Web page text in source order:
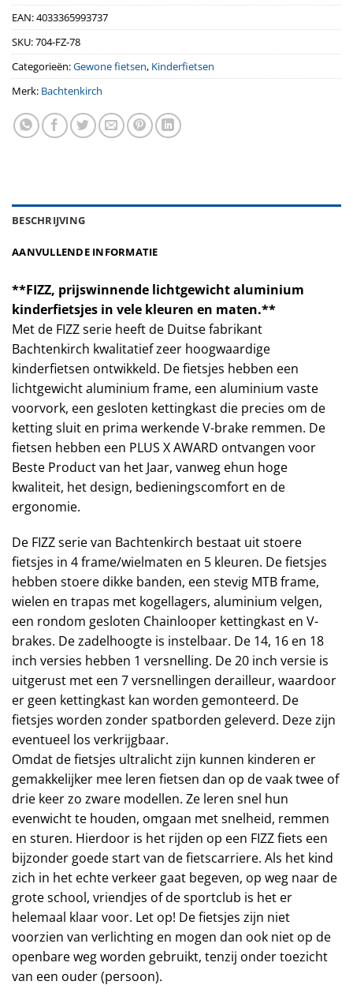
EAN:4033365993737
SKU:704-FZ-78
Categorieën:Gewone fietsen, Kinderfietsen
Merk: Bachtenkirch
BESCHRIJVING
AANVULLENDE INFORMATIE
**FIZZ, prijswinnende lichtgewicht aluminium
kinderfietsjes in vele kleuren en maten.**
Met de FIZZ serie heeft de Duitse fabrikant
Bachtenkirch kwalitatief zeer hoogwaardige
kinderfietsen ontwikkeld. De fietsjes hebben een
lichtgewicht aluminium frame, een aluminium vaste
voorvork, een gesloten kettingkast die precies om de
ketting sluit en prima werkende V-brake remmen. De
fietsen hebben een PLUS X AWARD ontvangen voor
Beste Product van het Jaar, vanweg ehun hoge
kwaliteit, het design, bedieningscomfort en de
ergonomie.
De FIZZ serie van Bachtenkirch bestaat uit stoere
fietsjes in 4 frame/wielmaten en 5 kleuren. De fietsjes
hebben stoere dikke banden, een stevig MTB frame,
wielen en trapas met kogellagers, aluminium velgen,
een rondom gesloten Chainlooper kettingkast en V-
brakes. De zadelhoogte is instelbaar. De 14, 16 en 18
inch versies hebben 1 versnelling. De 20 inch versie is
uitgerust met een 7 versnellingen derailleur, waardoor
er geen kettingkast kan worden gemonteerd. De
fietsjes worden zonder spatborden geleverd. Deze zijn
eventueel los verkrijgbaar.
Omdat de fietsjes ultralicht zijn kunnen kinderen er
gemakkelijker mee leren fietsen dan op de vaak twee of
drie keer zo zware modellen. Ze leren snel hun
evenwicht te houden, omgaan met snelheid, remmen
en sturen. Hierdoor is het rijden op een FIZZ fiets een
bijzonder goede start van de fietscarriere. Als het kind
zich in het echte verkeer gaat begeven, op weg naar de
grote school, vriendjes of de sportclub is het er
helemaal klaar voor. Let op! De fietsjes zijn niet
voorzien van verlichting en mogen dan ook niet op de
openbare weg worden gebruikt, tenzij onder toezicht
van een ouder (persoon).